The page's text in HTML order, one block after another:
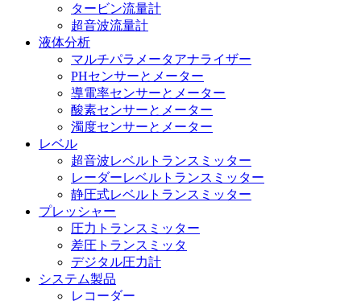
タービン流量計
超音波流量計
液体分析
マルチパラメータアナライザー
PHセンサーとメーター
導電率センサーとメーター
酸素センサーとメーター
濁度センサーとメーター
レベル
超音波レベルトランスミッター
レーダーレベルトランスミッター
静圧式レベルトランスミッター
プレッシャー
圧力トランスミッター
差圧トランスミッタ
デジタル圧力計
システム製品
レコーダー